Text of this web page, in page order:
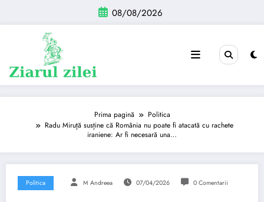
conținut
08/08/2026
Prima pagină
Politica
Radu Miruță susține că România nu poate fi atacată cu rachete
iraniene: Ar fi necesară una…
Politica M Andreea 07/04/2026 0 Comentarii